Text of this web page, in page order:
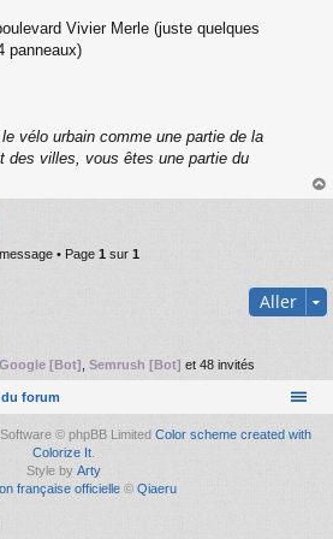
Vivier Merle (juste quelques
panneaux)
vélo urbain comme une partie de la
des villes, vous êtes une partie du
au
• Page 1 sur 1
Aller
Google [Bot] Semrush [Bot] et 48 invités
forum
© phpBB Limited Color scheme created with
Colorize It
Style by Arty
française officielle © Qiaeru